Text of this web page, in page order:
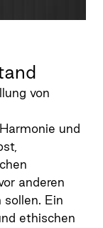
von
und
anderen
Ein
ethischen